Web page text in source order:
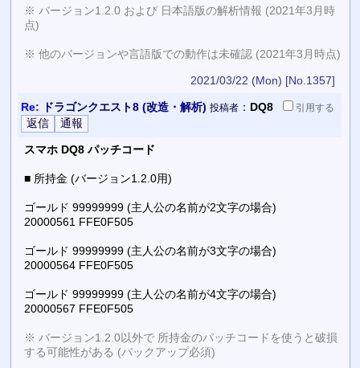
※ バージョン1.2.0 および 日本語版の解析情報 (2021年3月時
点)
※ 他のバージョンや言語版での動作は未確認 (2021年3月時点)
2021/03/22 (Mon) [No.1357]
Re: ドラゴンクエスト8 (改造・解析) 投稿者： DQ8 引用する
スマホ DQ8 パッチコード
■ 所持金 (バージョン1.2.0用)
ゴールド 99999999 (主人公の名前が2文字の場合)
20000561 FFE0F505
ゴールド 99999999 (主人公の名前が3文字の場合)
20000564 FFE0F505
ゴールド 99999999 (主人公の名前が4文字の場合)
20000567 FFE0F505
※ バージョン1.2.0以外で 所持金のパッチコードを使うと破損
する可能性がある (バックアップ必須)